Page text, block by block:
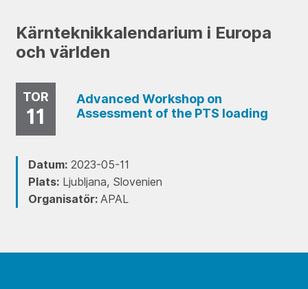
Kärnteknikkalendarium i Europa
och världen
TOR
11
Advanced Workshop on
Assessment of the PTS loading
Datum:2023-05-11
Plats:Ljubljana, Slovenien
Organisatör: APAL